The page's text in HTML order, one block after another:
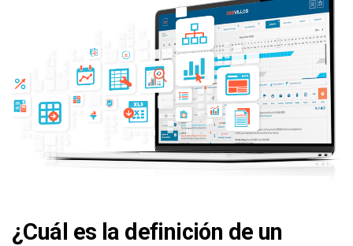
¿Cuál es la definición de un